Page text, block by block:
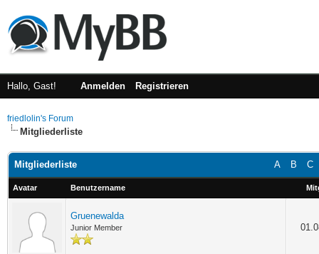
Hallo, Gast! Anmelden Registrieren
friedlolin's Forum
Mitgliederliste
A B C
Mitgliederliste
Avatar Benutzername
Gruenewalda
Junior Member